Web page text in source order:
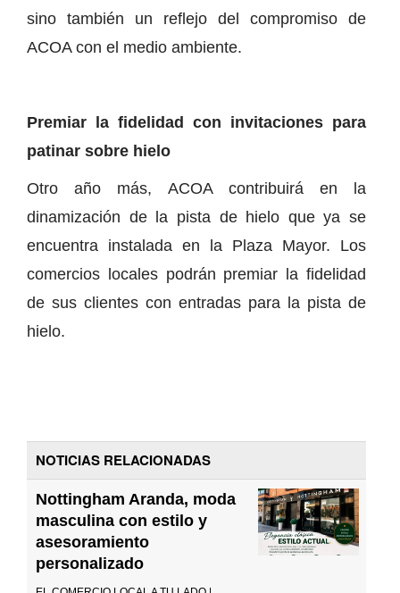
sino también un reflejo del compromiso de
ACOA con el medio ambiente.
Premiar la fidelidad con invitaciones para
patinar sobre hielo
Otro año más, ACOA contribuirá en la
dinamización de la pista de hielo que ya se
encuentra instalada en la Plaza Mayor. Los
comercios locales podrán premiar la fidelidad
de sus clientes con entradas para la pista de
hielo.
NOTICIAS RELACIONADAS
Nottingham Aranda, moda
masculina con estilo y
asesoramiento
personalizado